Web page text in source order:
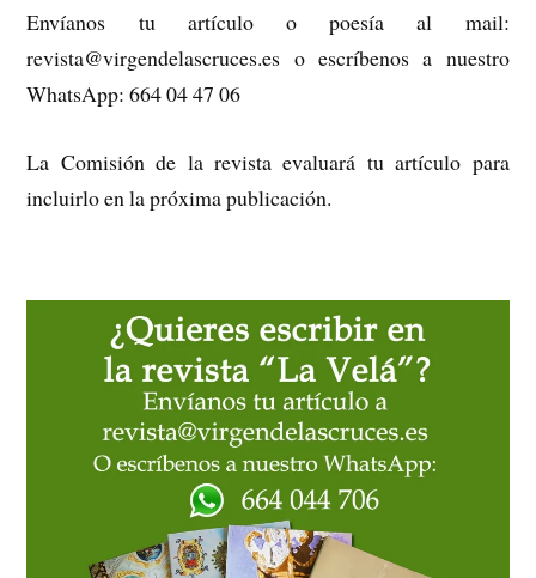
Envíanos tu artículo o poesía al mail:
revista@virgendelascruces.es o escríbenos a nuestro
WhatsApp: 664 04 47 06
La Comisión de la revista evaluará tu artículo para
incluirlo en la próxima publicación.